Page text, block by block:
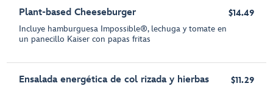
Plant-based Cheeseburger
Incluye hamburguesa Impossible®, lechuga y tomate en
un panecillo Kaiser con papas fritas
$14.49
Ensalada energética de col rizada y hierbas $11.29